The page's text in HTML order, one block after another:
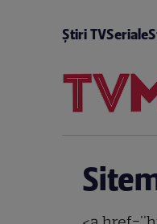
Știri TVSeriale